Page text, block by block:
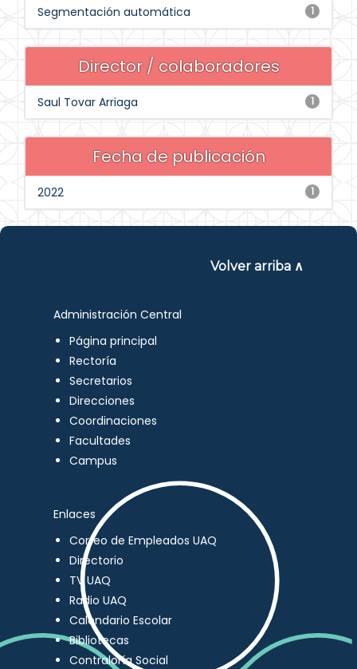
1
Segmentación automática
Director / colaboradores
1
Saul Tovar Arriaga
Fecha de publicación
1
2022
Volver arriba ∧
Administración Central
Página principal
Rectoría
Secretarios
Direcciones
Coordinaciones
Facultades
Campus
Enlaces
Correo de Empleados UAQ
Directorio
TV UAQ
Radio UAQ
Calendario Escolar
Bibliotecas
Contraloría Social